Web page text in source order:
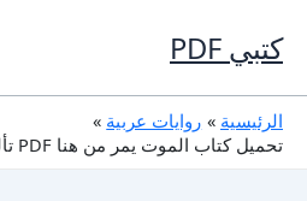
إلى
المحتوى
كتبي PDF
الرئيسية
روايات عربية
تحميل كتاب الموت يمر من هنا PDF تأليف عبده خال كامل مجانا